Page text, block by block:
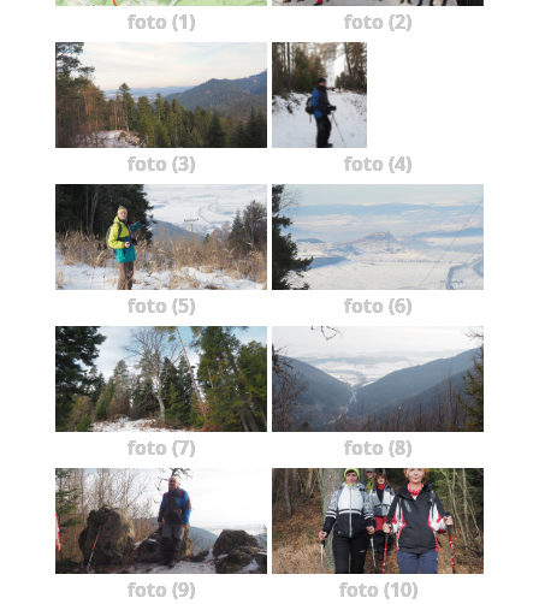
foto (1) foto (2)
foto (3) foto (4)
foto (5) foto (6)
foto (7) foto (8)
foto (9) foto (10)